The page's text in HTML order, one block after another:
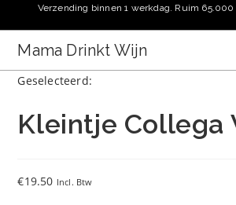
naar
inhoud
Verzending binnen 1 werkdag. Ruim
Mama Drinkt Wijn
Geselecteerd:
Kleintje Collega
€19.50 Incl. Btw